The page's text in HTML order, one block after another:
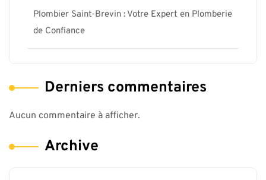
Plombier Saint-Brevin : Votre Expert en Plomberie
de Confiance
Derniers commentaires
Aucun commentaire à afficher.
Archive